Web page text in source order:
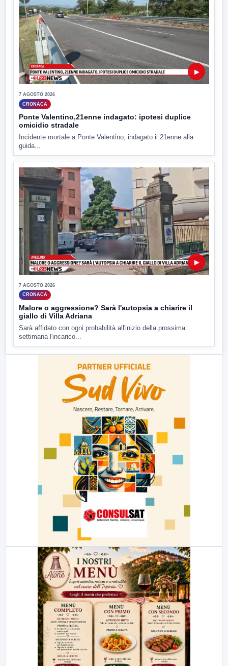
▶
7 AGOSTO 2026
CRONACA
Ponte Valentino,21enne indagato: ipotesi duplice
omicidio stradale
Incidente mortale a Ponte Valentino, indagato il 21enne alla
guida...
▶
7 AGOSTO 2026
CRONACA
Malore o aggressione? Sarà l'autopsia a chiarire il
giallo di Villa Adriana
Sarà affidato con ogni probabilità all'inizio della prossima
settimana l'incarico...